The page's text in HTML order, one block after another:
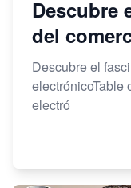
Descubre
del
Descubre el
electrónicoTable
electró